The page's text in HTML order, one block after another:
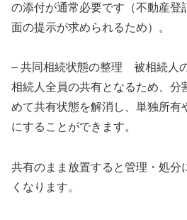
の添付が通常必要です（不動産登
面の提示が求められるため）。
– 共同相続状態の整理 被相続人
相続人全員の共有となるため、分
めて共有状態を解消し、単独所有
にすることができます。
共有のまま放置すると管理・処分
くなります。